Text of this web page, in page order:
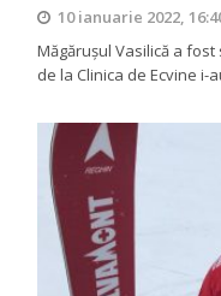
10 ianuarie 2022,
Măgărușul Vasilică a
de la Clinica de Ecvine